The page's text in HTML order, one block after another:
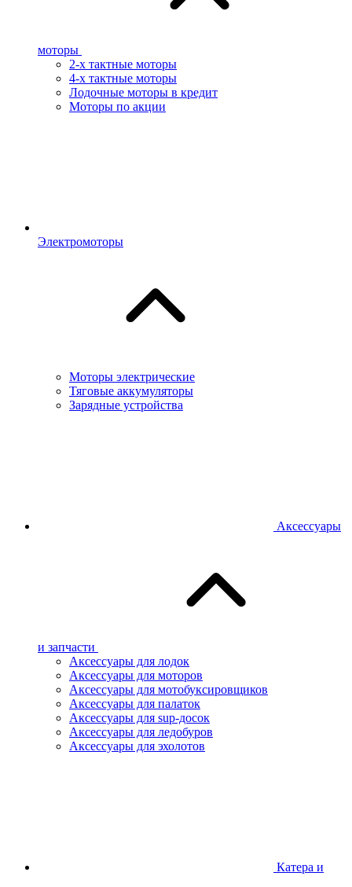
моторы
2-х тактные моторы
4-х тактные моторы
Лодочные моторы в кредит
Моторы по акции
Электромоторы
Моторы электрические
Тяговые аккумуляторы
Зарядные устройства
Аксессуары
и запчасти
Аксессуары для лодок
Аксессуары для моторов
Аксессуары для мотобуксировщиков
Аксессуары для палаток
Аксессуары для sup-досок
Аксессуары для ледобуров
Аксессуары для эхолотов
Катера и